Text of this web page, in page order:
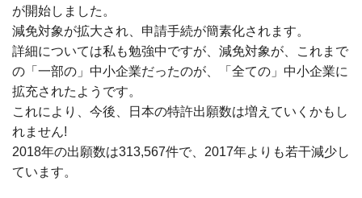
が開始しました。
減免対象が拡大され、申請手続が簡素化されます。
詳細については私も勉強中ですが、減免対象が、これまで
の「一部の」中小企業だったのが、「全ての」中小企業に
拡充されたようです。
これにより、今後、日本の特許出願数は増えていくかもし
れません!
2018年の出願数は313,567件で、2017年よりも若干減少し
ています。